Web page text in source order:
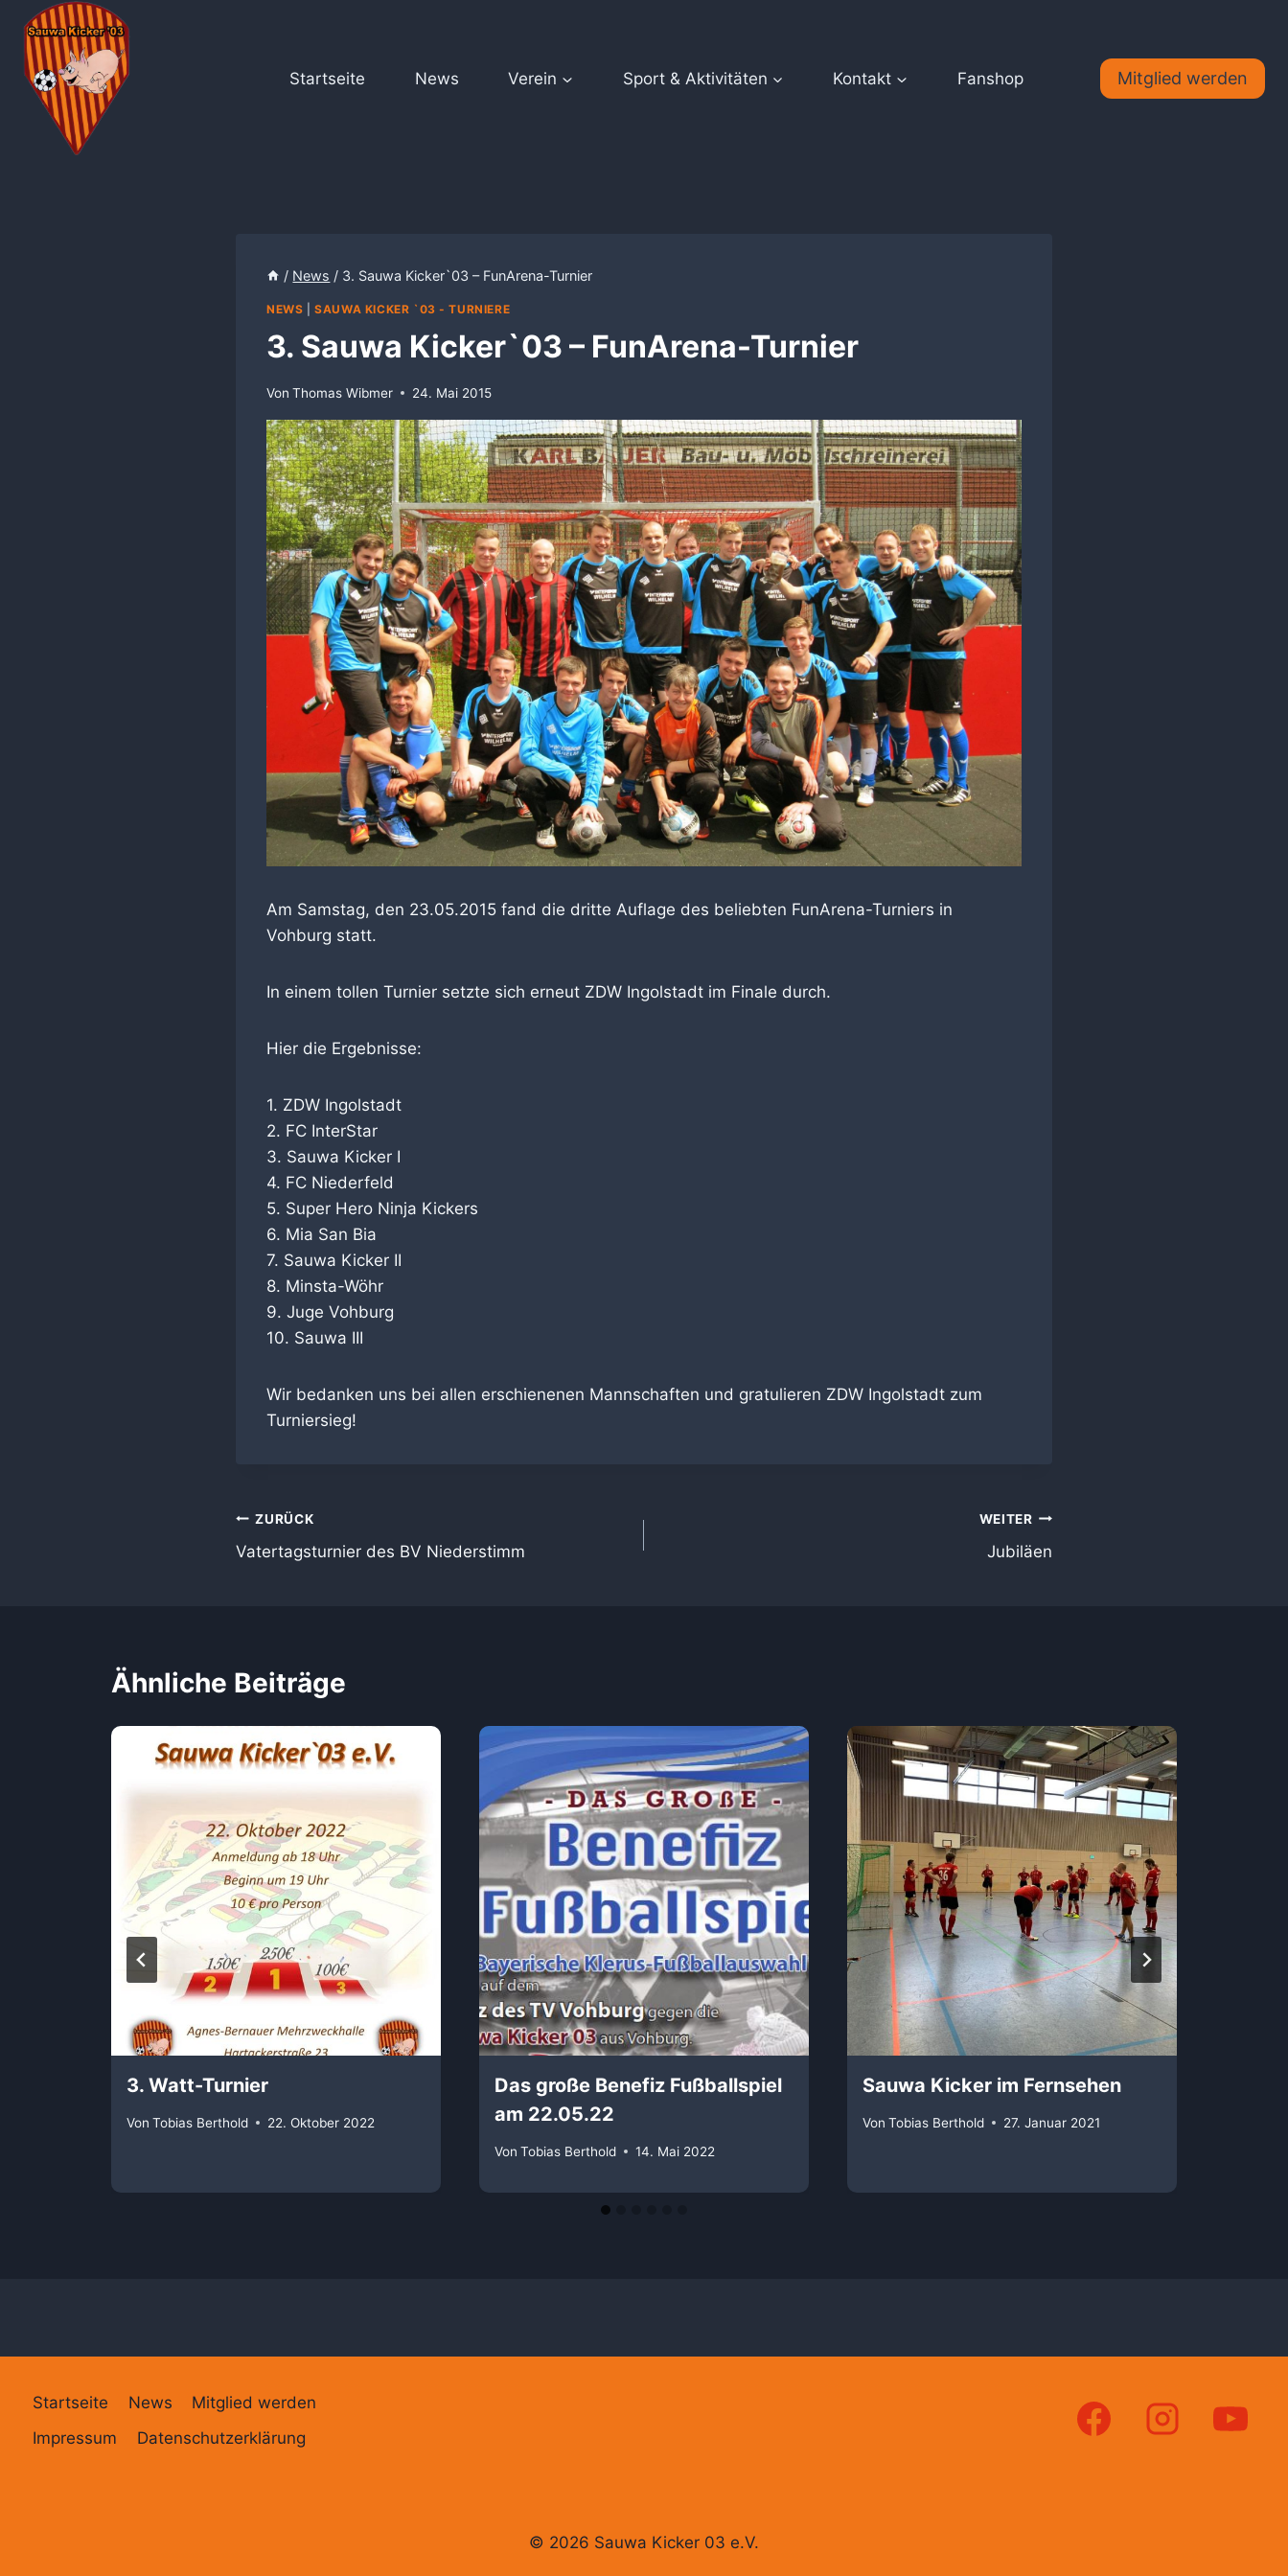
Inhalt
springen
Startseite News Verein Sport & Aktivitäten Kontakt Fanshop Mitglied werden
/ News / 3. Sauwa Kicker`03 – FunArena-Turnier
NEWS |SAUWA KICKER `03 - TURNIERE
3. Sauwa Kicker`03 – FunArena-Turnier
Von Thomas Wibmer 24. Mai 2015
Am Samstag, den 23.05.2015 fand die dritte Auflage des beliebten FunArena-Turniers in
Vohburg statt.
In einem tollen Turnier setzte sich erneut ZDW Ingolstadt im Finale durch.
Hier die Ergebnisse:
1. ZDW Ingolstadt
2. FC InterStar
3. Sauwa Kicker I
4. FC Niederfeld
5. Super Hero Ninja Kickers
6. Mia San Bia
7. Sauwa Kicker II
8. Minsta-Wöhr
9. Juge Vohburg
10. Sauwa III
Wir bedanken uns bei allen erschienenen Mannschaften und gratulieren ZDW Ingolstadt zum
Turniersieg!
Beitragsnavigation
ZURÜCK
Vatertagsturnier des BV Niederstimm
WEITER
Jubiläen
Ähnliche Beiträge
3. Watt-Turnier
Von Tobias Berthold 22. Oktober 2022
Das große Benefiz Fußballspiel
am 22.05.22
Von Tobias Berthold 14. Mai 2022
Sauwa Kicker im Fernsehen
Von Tobias Berthold 27. Januar 2021
Startseite News
Mitglied werden
Impressum
Datenschutzerklärung
© 2026 Sauwa Kicker 03 e.V.